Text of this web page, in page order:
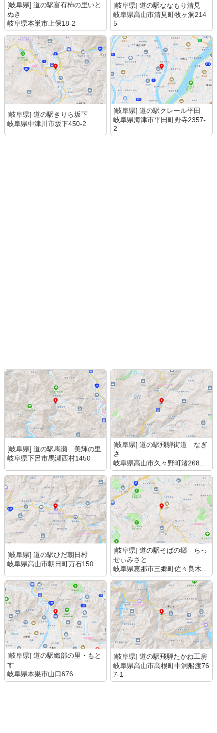
[岐阜県] 道の駅富有柿の里いと
ぬき
岐阜県本巣市上保18-2
[岐阜県] 道の駅ななもり清見
岐阜県高山市清見町牧ヶ洞214
5
[岐阜県] 道の駅きりら坂下
岐阜県中津川市坂下450-2
[岐阜県] 道の駅クレール平田
岐阜県海津市平田町野寺2357-
2
[岐阜県] 道の駅馬瀬 美輝の里
岐阜県下呂市馬瀬西村1450
[岐阜県] 道の駅飛騨街道 なぎ
さ
岐阜県高山市久々野町渚2685
番地
[岐阜県] 道の駅ひだ朝日村
岐阜県高山市朝日町万石150
[岐阜県] 道の駅そばの郷 らっ
せぃみさと
岐阜県恵那市三郷町佐々良木14
61番地の1
[岐阜県] 道の駅織部の里・もと
す
岐阜県本巣市山口676
[岐阜県] 道の駅飛騨たかね工房
岐阜県高山市高根町中洞船渡76
7-1